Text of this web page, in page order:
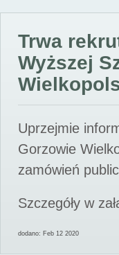
Trwa
Wyższej
Uprzejmie
Gorzowie
zamówień
Szczegóły w
dodano: Feb 12 2020